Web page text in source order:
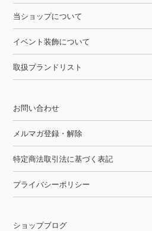
当ショップについて
イベント装飾について
取扱ブランドリスト
お問い合わせ
メルマガ登録・解除
特定商法取引法に基づく表記
プライバシーポリシー
ショップブログ